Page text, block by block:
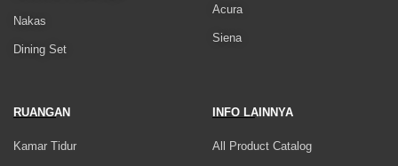
Nakas
Dining Set
Acura
Siena
RUANGAN
Kamar Tidur
INFO LAINNYA
All Product Catalog